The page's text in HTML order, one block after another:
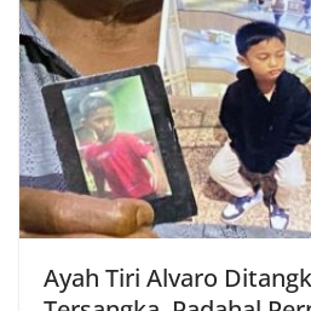
Ayah Tiri Alvaro